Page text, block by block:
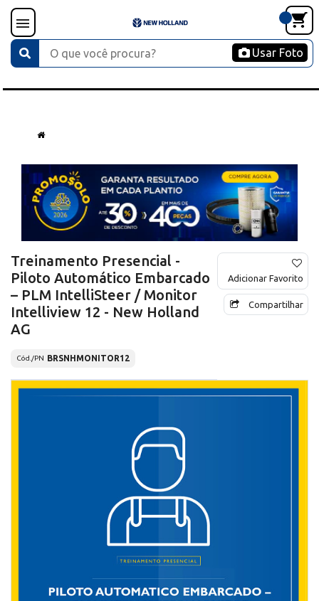
Usar Foto
Treinamento Presencial -
Piloto Automático Embarcado
– PLM IntelliSteer / Monitor
Intelliview 12 - New Holland
AG
Cód./PN BRSNHMONITOR12
Adicionar Favorito
Compartilhar